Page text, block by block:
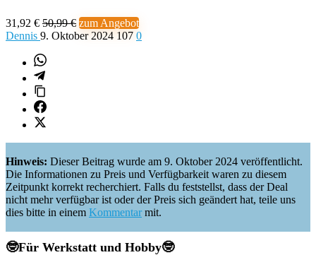
31,92 € 50,99 € zum Angebot
Dennis 9. Oktober 2024 107 0
Hinweis: Dieser Beitrag wurde am 9. Oktober 2024 veröffentlicht.
Die Informationen zu Preis und Verfügbarkeit waren zu diesem
Zeitpunkt korrekt recherchiert. Falls du feststellst, dass der Deal
nicht mehr verfügbar ist oder der Preis sich geändert hat, teile uns
dies bitte in einem Kommentarmit.
🤓Für Werkstatt und Hobby🤓